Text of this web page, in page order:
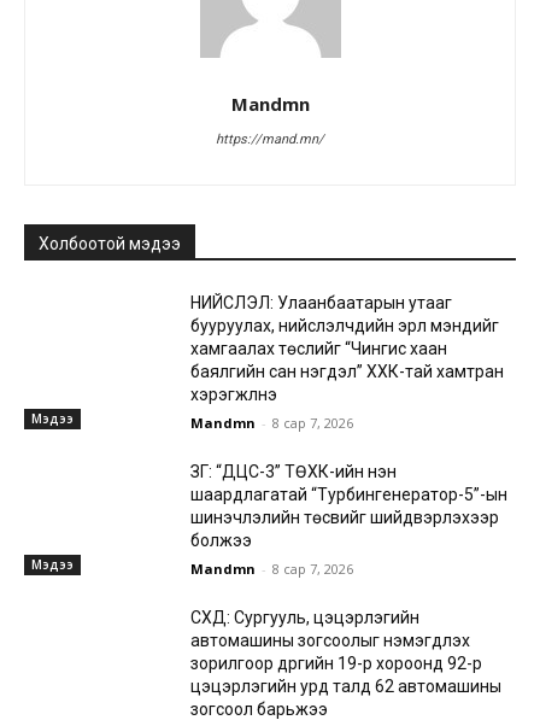
Mandmn
https://mand.mn/
Холбоотой мэдээ
Мэдээ
НИЙСЛЭЛ: Улаанбаатарын утааг
бууруулах, нийслэлчүүдийн эрүүл мэндийг
хамгаалах төслийг “Чингис хаан
баялгийн сан нэгдэл” ХХК-тай хамтран
хэрэгжүүлнэ
Mandmn - 8 сар 7, 2026
Мэдээ
ЗГ: “ДЦС-3” ТӨХК-ийн нэн
шаардлагатай “Турбингенератор-5”-ын
шинэчлэлийн төсвийг шийдвэрлэхээр
болжээ
Mandmn - 8 сар 7, 2026
СХД: Сургууль, цэцэрлэгийн
автомашины зогсоолыг нэмэгдүүлэх
зорилгоор дүүргийн 19-р хороонд 92-р
цэцэрлэгийн урд талд 62 автомашины
зогсоол барьжээ